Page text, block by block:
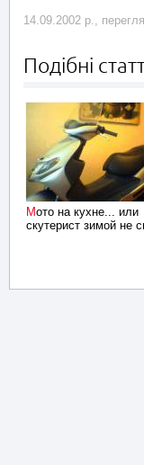
14.09.2002 р.,
Подібні
Мото на кухне... или
скутерист зимой не